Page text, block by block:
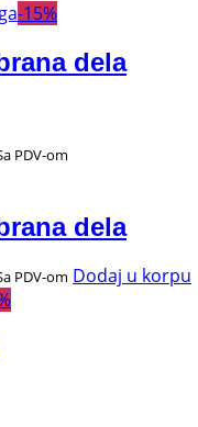
-15%
dela
PDV-om
dela
PDV-om Dodaj u korpu